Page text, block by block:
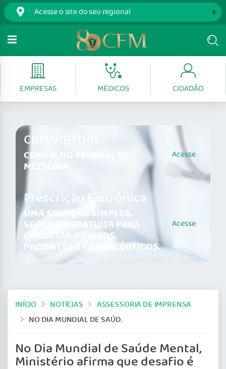
EMPRESAS MÉDICOS CIDADÃO
CRM VIRTUAL
CONSELHO FEDERAL DE
MEDICINA
Acesse
Prescrição Eletrônica
UMA SOLUÇÃO SIMPLES,
SEGURA E GRATUITA PARA
CONECTAR MÉDICOS,
PACIENTES E FARMACÊUTICOS.
Acesse
INÍCIO NOTÍCIAS
ASSESSORIA DE IMPRENSA
NO DIA MUNDIAL DE SAÚDE MENTAL, MINISTÉRIO AFIRMA QUE DESAFIO É CRIAR REDE DE ATENÇÃO
No Dia Mundial de Saúde Mental,
Ministério afirma que desafio é